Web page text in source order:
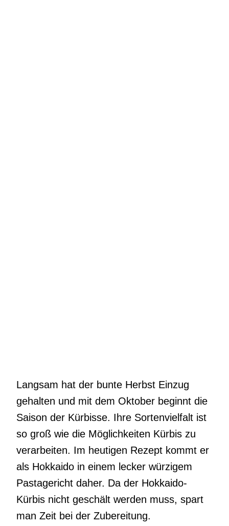
Langsam hat der bunte Herbst Einzug
gehalten und mit dem Oktober beginnt die
Saison der Kürbisse. Ihre Sortenvielfalt ist
so groß wie die Möglichkeiten Kürbis zu
verarbeiten. Im heutigen Rezept kommt er
als Hokkaido in einem lecker würzigem
Pastagericht daher. Da der Hokkaido-
Kürbis nicht geschält werden muss, spart
man Zeit bei der Zubereitung.